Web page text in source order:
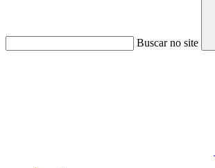
Buscar no site